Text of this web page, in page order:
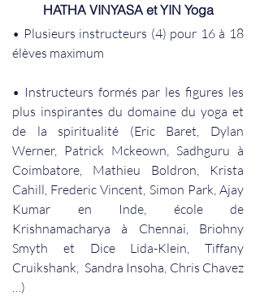
HATHA VINYASA et YIN ​Yoga
• Plusieurs instructeurs (4) pour 16 à 18
élèves maximum
• Instructeurs formés par les figures les
plus inspirantes du domaine du yoga et
de la spiritualité (Eric Baret, Dylan
Werner, Patrick Mckeown, Sadhguru à
Coimbatore, Mathieu Boldron, Krista
Cahill, Frederic Vincent, Simon Park, Ajay
Kumar en Inde, école de
Krishnamacharya à Chennai, Briohny
Smyth et Dice Lida-Klein, Tiffany
Cruikshank, Sandra Insoha, Chris Chavez
…)